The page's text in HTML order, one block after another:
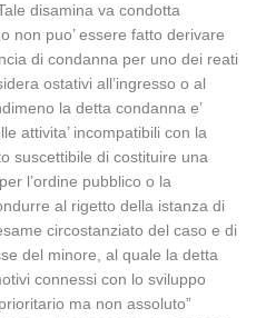
disamina va condotta
non puo’ essere fatto derivare
di condanna per uno dei reati
ostativi all’ingresso o al
la detta condanna e’
attivita’ incompatibili con la
suscettibile di costituire una
l’ordine pubblico o la
al rigetto della istanza di
circostanziato del caso e di
del minore, al quale la detta
connessi con lo sviluppo
ma non assoluto”